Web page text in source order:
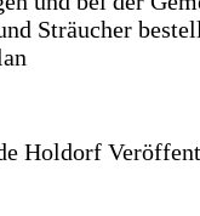
Sträucher
Holdorf